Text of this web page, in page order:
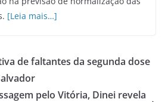
[Leia mais…]
de faltantes da segunda dose
pelo Vitória, Dinei revela